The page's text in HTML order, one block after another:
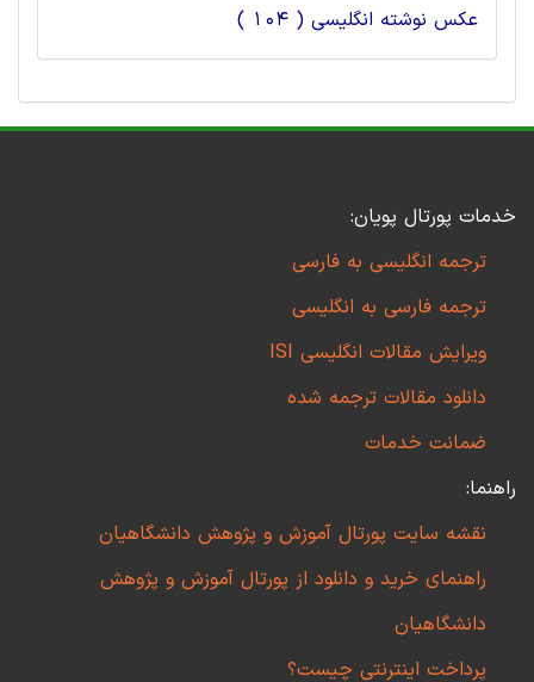
عکس نوشته انگلیسی ( 104 )
خدمات پورتال پویان:
ترجمه انگلیسی به فارسی
ترجمه فارسی به انگلیسی
ویرایش مقالات انگلیسی ISI
دانلود مقالات ترجمه شده
ضمانت خدمات
راهنما:
نقشه سایت پورتال آموزش و پژوهش دانشگاهیان
راهنمای خرید و دانلود از پورتال آموزش و پژوهش
دانشگاهیان
پرداخت اینترنتی چیست؟